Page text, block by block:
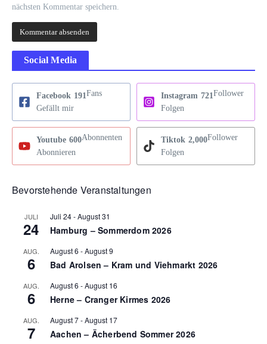
nächsten Kommentar speichern.
Social Media
Facebook 191Fans
Gefällt mir
Instagram 721Follower
Folgen
Youtube 600Abonnenten
Abonnieren
Tiktok 2,000Follower
Folgen
Bevorstehende Veranstaltungen
JULI
24
Juli 24-August 31
Hamburg – Sommerdom 2026
AUG.
6
August 6 -August 9
Bad Arolsen – Kram und Viehmarkt 2026
AUG.
6
August 6 -August 16
Herne – Cranger Kirmes 2026
AUG.
7
August 7-August 17
Aachen – Ächerbend Sommer 2026